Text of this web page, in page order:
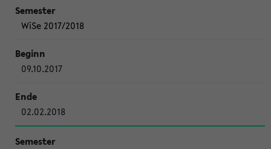
WiSe 2017/2018
09.10.2017
02.02.2018